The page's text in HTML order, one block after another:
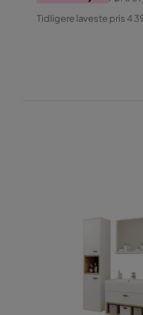
Pris
Original
Tidligere laveste pris 4